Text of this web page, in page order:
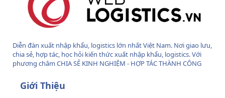
Diễn đàn xuất nhập khẩu, logistics lớn nhất Việt Nam. Nơi giao lưu,
chia sẻ, hợp tác, học hỏi kiến thức xuất nhập khẩu, logistics. Với
phương châm CHIA SẺ KINH NGHIỆM - HỢP TÁC THÀNH CÔNG
Giới Thiệu